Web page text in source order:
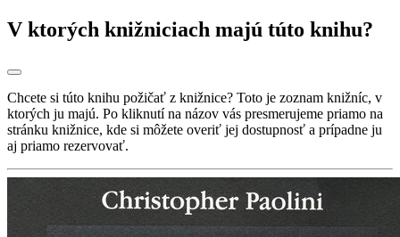
V ktorých knižniciach majú túto knihu?
Chcete si túto knihu požičať z knižnice? Toto je zoznam knižníc, v
ktorých ju majú. Po kliknutí na názov vás presmerujeme priamo na
stránku knižnice, kde si môžete overiť jej dostupnosť a prípadne ju
aj priamo rezervovať.